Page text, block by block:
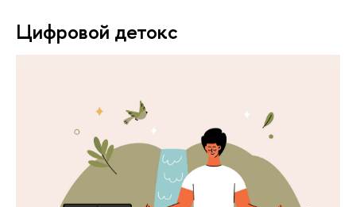
Цифровой детокс